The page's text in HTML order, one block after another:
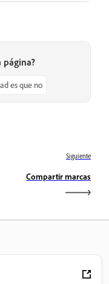
página?
es que no
Siguiente
Compartir marcas